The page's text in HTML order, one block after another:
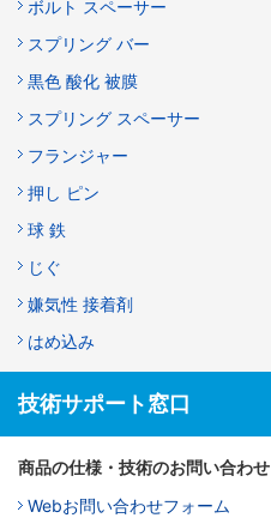
ボルト スペーサー
スプリング バー
黒色 酸化 被膜
スプリング スペーサー
フランジャー
押し ピン
球 鉄
じぐ
嫌気性 接着剤
はめ込み
技術サポート窓口
商品の仕様・技術のお問い合わせ
Webお問い合わせフォーム